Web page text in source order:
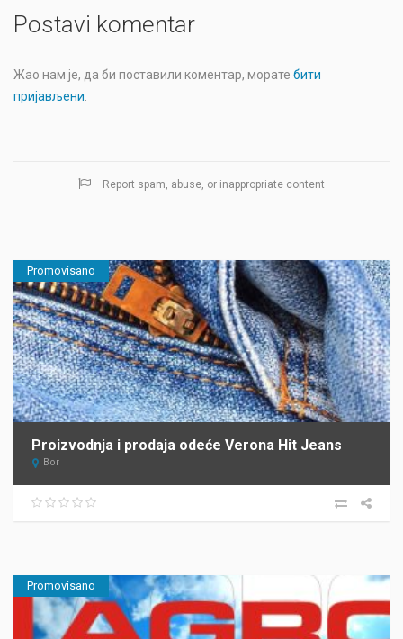
Postavi komentar
Жао нам је, да би поставили коментар, морате бити
пријављени.
Report spam, abuse, or inappropriate content
Promovisano
Proizvodnja i prodaja odeće Verona Hit Jeans
Bor
Promovisano